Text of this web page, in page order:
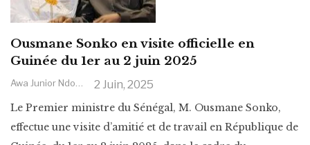
Ousmane Sonko en visite officielle en
Guinée du 1er au 2 juin 2025
2 Juin, 2025
Le Premier ministre du Sénégal, M. Ousmane Sonko,
effectue une visite d’amitié et de travail en République de